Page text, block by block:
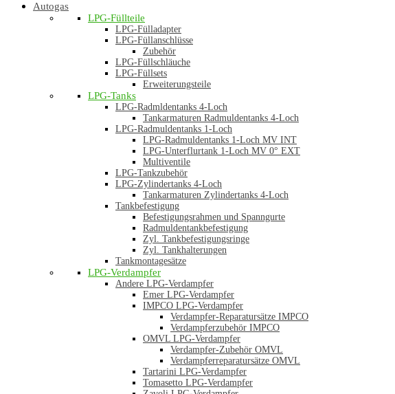
Autogas
LPG-Füllteile
LPG-Fülladapter
LPG-Füllanschlüsse
Zubehör
LPG-Füllschläuche
LPG-Füllsets
Erweiterungsteile
LPG-Tanks
LPG-Radmldentanks 4-Loch
Tankarmaturen Radmuldentanks 4-Loch
LPG-Radmuldentanks 1-Loch
LPG-Radmuldentanks 1-Loch MV INT
LPG-Unterflurtank 1-Loch MV 0° EXT
Multiventile
LPG-Tankzubehör
LPG-Zylindertanks 4-Loch
Tankarmaturen Zylindertanks 4-Loch
Tankbefestigung
Befestigungsrahmen und Spanngurte
Radmuldentankbefestigung
Zyl. Tankbefestigungsringe
Zyl. Tankhalterungen
Tankmontagesätze
LPG-Verdampfer
Andere LPG-Verdampfer
Emer LPG-Verdampfer
IMPCO LPG-Verdampfer
Verdampfer-Reparatursätze IMPCO
Verdampferzubehör IMPCO
OMVL LPG-Verdampfer
Verdampfer-Zubehör OMVL
Verdampferreparatursätze OMVL
Tartarini LPG-Verdampfer
Tomasetto LPG-Verdampfer